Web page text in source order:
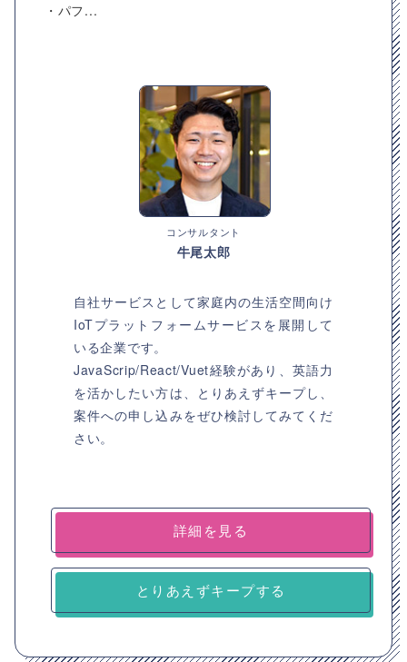
・パフ...
コンサルタント
牛尾太郎
自社サービスとして家庭内の生活空間向け
IoTプラットフォームサービスを展開して
いる企業です。
JavaScrip/React/Vuet経験があり、英語力
を活かしたい方は、とりあえずキープし、
案件への申し込みをぜひ検討してみてくだ
さい。
詳細を見る
とりあえずキープする